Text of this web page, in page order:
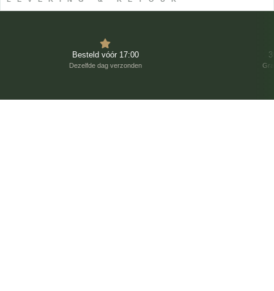
Besteld vóór 17:00
Dezelfde dag verzonden